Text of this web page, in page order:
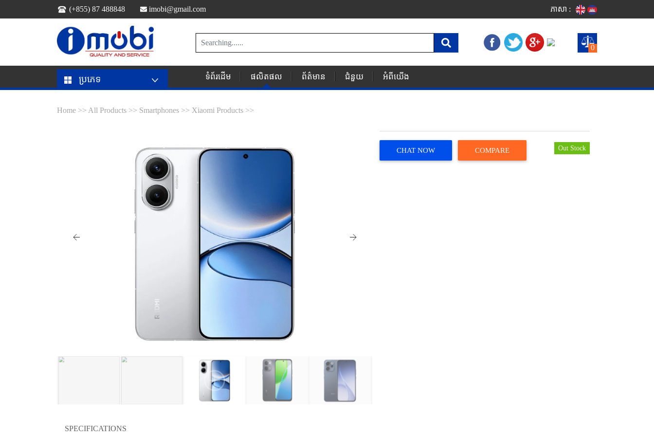
(+855) 87 488848 imobi@gmail.com ភាសា :
0
ប្រភេទ ទំព័រដើម ផលិតផល ព័ត៌មាន ជំនួយ អំពីយើង
Home >> All Products >> Smartphones >> Xiaomi Products >>
Out Stock
CHAT NOW COMPARE
SPECIFICATIONS